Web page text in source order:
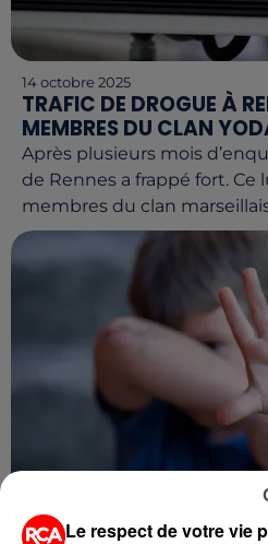
14 octobre 2025
TRAFIC DE DROGUE À
MEMBRES DU CLAN
Après plusieurs mois
de Rennes a frappé fort. Ce
membres du clan
14 octobre 2025
BÉBÉ DÉCÉDÉ EN LOIRE-
Le respect de votre vie